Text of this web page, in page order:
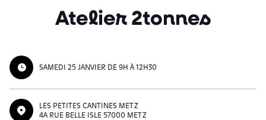
Atelier 2tonnes
SAMEDI 25 JANVIER DE 9H À 12H30
LES PETITES CANTINES METZ
4A RUE BELLE ISLE 57000 METZ